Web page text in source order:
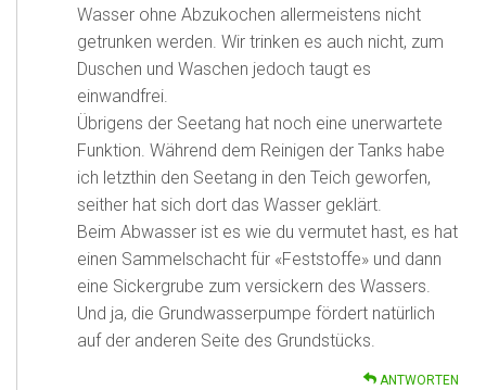
Wasser ohne Abzukochen allermeistens nicht
getrunken werden. Wir trinken es auch nicht, zum
Duschen und Waschen jedoch taugt es
einwandfrei.
Übrigens der Seetang hat noch eine unerwartete
Funktion. Während dem Reinigen der Tanks habe
ich letzthin den Seetang in den Teich geworfen,
seither hat sich dort das Wasser geklärt.
Beim Abwasser ist es wie du vermutet hast, es hat
einen Sammelschacht für «Feststoffe» und dann
eine Sickergrube zum versickern des Wassers.
Und ja, die Grundwasserpumpe fördert natürlich
auf der anderen Seite des Grundstücks.
ANTWORTEN